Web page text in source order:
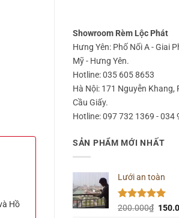
Showroom Rèm Lộc Phát
Hưng Yên: Phố Nối A - Giai
Mỹ - Hưng Yên.
Hotline: 035 605 8653
Hà Nội: 171 Nguyễn Khang,
Cầu Giấy.
Hotline: 097 732 1369 - 034
SẢN PHẨM MỚI NHẤT
Lưới an toàn
Được xếp
200.000₫ Giá
Hồ